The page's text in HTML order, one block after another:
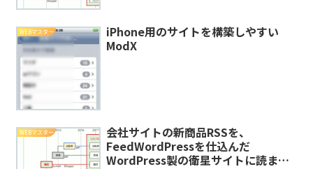
WEBマスター
iPhone用のサイトを構築しやすい
ModX
WEBマスター
会社サイトの新商品RSSを、
FeedWordPressを仕込んだ
WordPress製の衛星サイトに読ませ